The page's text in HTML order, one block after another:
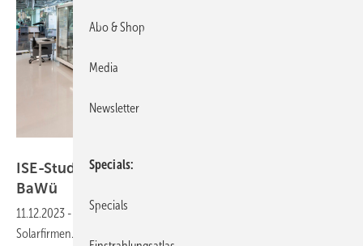
ISE-Studie: 116 aktive Solarunternehmen in
BaWü
11.12.2023 -
Derzeit gibt es allein in Baden-Württemberg 116 aktive
Solarfirmen. Diese decken von der Solarzelle bis zur Netzeinspeisung
Abo & Shop
Media
Newsletter
Specials
Specials